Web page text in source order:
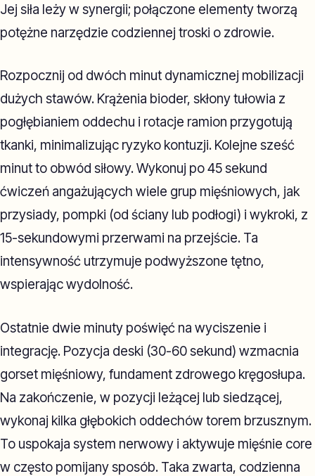
Jej siła leży w synergii; połączone elementy tworzą
potężne narzędzie codziennej troski o zdrowie.
Rozpocznij od dwóch minut dynamicznej mobilizacji
dużych stawów. Krążenia bioder, skłony tułowia z
pogłębianiem oddechu i rotacje ramion przygotują
tkanki, minimalizując ryzyko kontuzji. Kolejne sześć
minut to obwód siłowy. Wykonuj po 45 sekund
ćwiczeń angażujących wiele grup mięśniowych, jak
przysiady, pompki (od ściany lub podłogi) i wykroki, z
15-sekundowymi przerwami na przejście. Ta
intensywność utrzymuje podwyższone tętno,
wspierając wydolność.
Ostatnie dwie minuty poświęć na wyciszenie i
integrację. Pozycja deski (30-60 sekund) wzmacnia
gorset mięśniowy, fundament zdrowego kręgosłupa.
Na zakończenie, w pozycji leżącej lub siedzącej,
wykonaj kilka głębokich oddechów torem brzusznym.
To uspokaja system nerwowy i aktywuje mięśnie core
w często pomijany sposób. Taka zwarta, codzienna